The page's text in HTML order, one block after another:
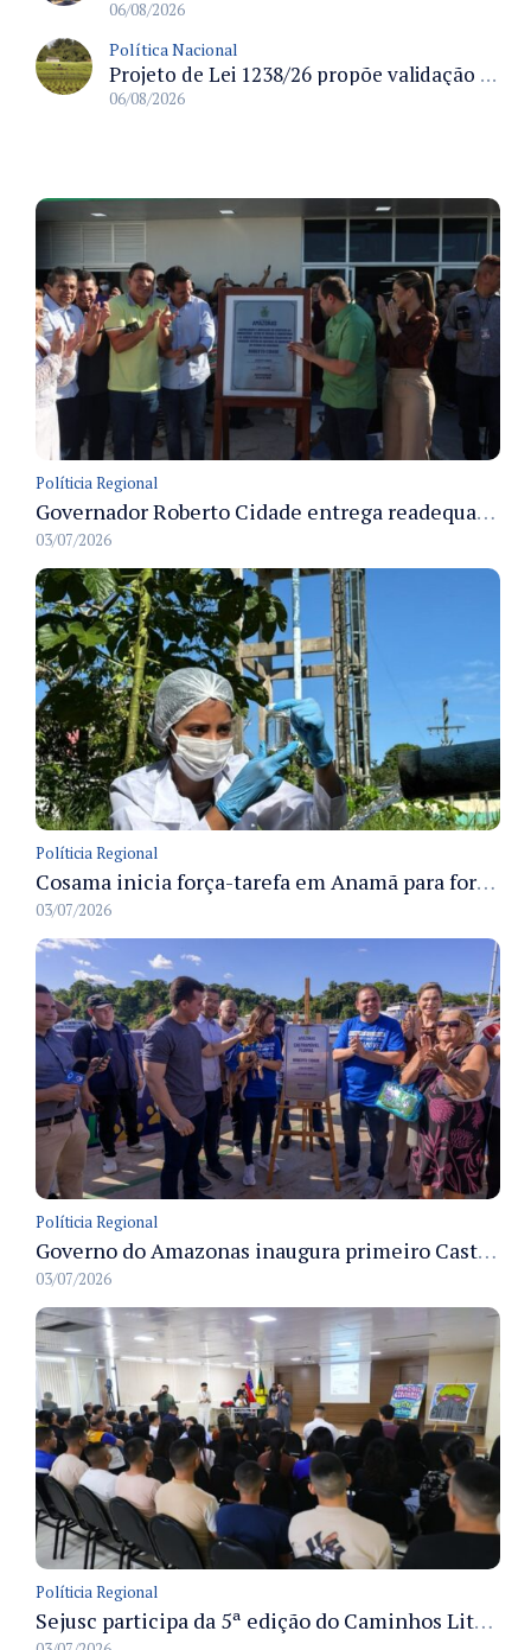
06/08/2026
Política Nacional
Projeto de Lei 1238/26 propõe validação automática do Cadastro Ambiental Rural para imóveis de até quatro módulos fiscais
06/08/2026
Políticia Regional
Governador Roberto Cidade entrega readequação do ambulatório da FCecon e amplia capacidade de atendimento oncológico em Manaus
03/07/2026
Políticia Regional
Cosama inicia força-tarefa em Anamã para fortalecer abastecimento de água e segurança hídrica da população
03/07/2026
Políticia Regional
Governo do Amazonas inaugura primeiro Castramóvel Fluvial para atendimento veterinário às comunidades ribeirinhas e castração gratuita
03/07/2026
Políticia Regional
Sejusc participa da 5ª edição do Caminhos Literários com foco na cultura hip-hop nas unidades socioeducativas